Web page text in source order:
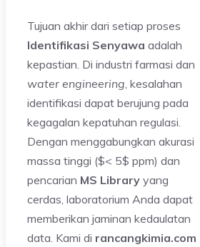
Tujuan akhir dari setiap proses
Identifikasi Senyawa adalah
kepastian. Di industri farmasi dan
water engineering , kesalahan
identifikasi dapat berujung pada
kegagalan kepatuhan regulasi.
Dengan menggabungkan akurasi
massa tinggi ($< 5$ ppm) dan
pencarian MS Library yang
cerdas, laboratorium Anda dapat
memberikan jaminan kedaulatan
data. Kami di rancangkimia.com